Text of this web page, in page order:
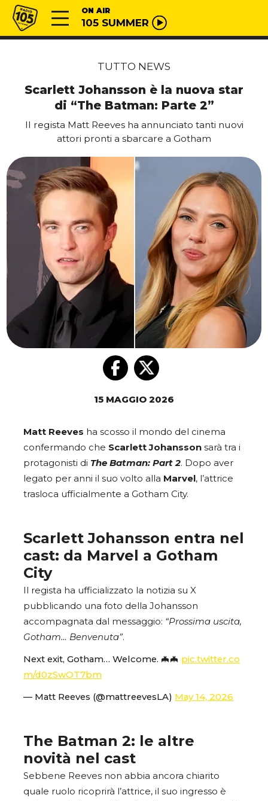
Vai al contenuto
Radio 105 ON AIR
105 SUMMER
TUTTO NEWS
Scarlett Johansson è la nuova star
di “The Batman: Parte 2”
Il regista Matt Reeves ha annunciato tanti nuovi
attori pronti a sbarcare a Gotham
15 MAGGIO 2026
Matt Reeves ha scosso il mondo del cinema
confermando che Scarlett Johansson sarà tra i
protagonisti di The Batman: Part 2. Dopo aver
legato per anni il suo volto alla Marvel, l’attrice
trasloca ufficialmente a Gotham City.
Scarlett Johansson entra nel
cast: da Marvel a Gotham
City
Il regista ha ufficializzato la notizia su X
pubblicando una foto della Johansson
accompagnata dal messaggio: “Prossima uscita,
Gotham… Benvenuta”.
Next exit, Gotham… Welcome. 🦇🦇 pic.twitter.co
m/d0zSwOT7bm
— Matt Reeves (@mattreevesLA) May 14, 2026
The Batman 2: le altre
novità nel cast
Sebbene Reeves non abbia ancora chiarito
quale ruolo ricoprirà l’attrice, il suo ingresso è